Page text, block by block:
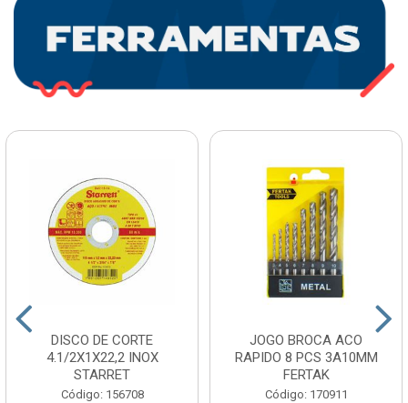
DISCO DE CORTE
4.1/2X1X22,2 INOX
STARRET
Código: 156708
JOGO BROCA ACO
RAPIDO 8 PCS 3A10MM
FERTAK
Código: 170911